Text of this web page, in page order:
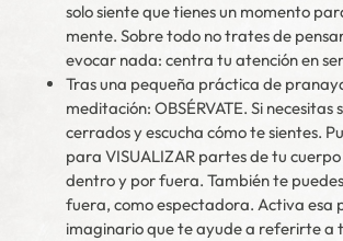
solo siente que tienes un momento
mente. Sobre todo no trates de
evocar nada: centra tu atención en
Tras una pequeña práctica de
meditación: OBSÉRVATE. Si necesitas
cerrados y escucha cómo te sientes.
para VISUALIZAR partes de tu
dentro y por fuera. También te
fuera, como espectadora. Activa esa
imaginario que te ayude a referirte a